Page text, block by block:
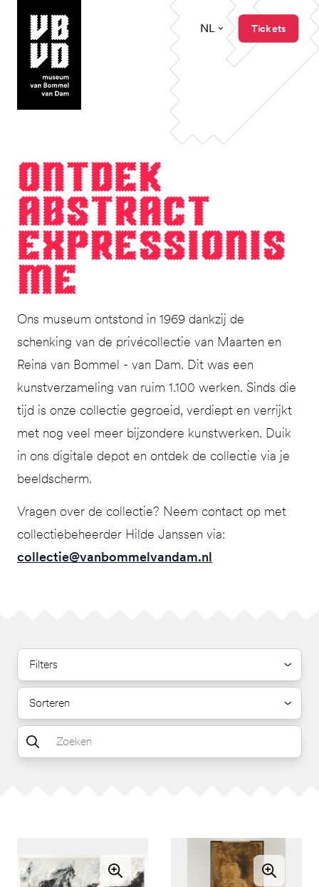
museum van Bommel van Dam
NL Tickets
Ont­dek
abstract
expressionis
me
Ons museum ontstond in 1969 dankzij de
schenking van de privécollectie van Maarten en
Reina van Bommel - van Dam. Dit was een
kunstverzameling van ruim 1.100 werken. Sinds die
tijd is onze collectie gegroeid, verdiept en verrijkt
met nog veel meer bijzondere kunstwerken. Duik
in ons digitale depot en ontdek de collectie via je
beeldscherm.
Vragen over de collectie? Neem contact op met
collectiebeheerder Hilde Janssen via:
collectie@vanbommelvandam.nl
Filters
Sorteren